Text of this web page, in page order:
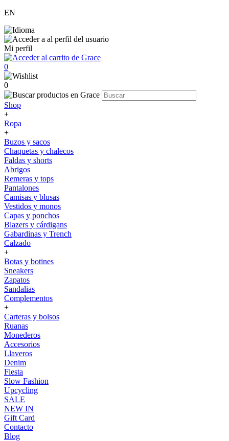
EN
Mi perfil
0
0
Shop
+
Ropa
+
Buzos y sacos
Chaquetas y chalecos
Faldas y shorts
Abrigos
Remeras y tops
Pantalones
Camisas y blusas
Vestidos y monos
Capas y ponchos
Blazers y cárdigans
Gabardinas y Trench
Calzado
+
Botas y botines
Sneakers
Zapatos
Sandalias
Complementos
+
Carteras y bolsos
Ruanas
Monederos
Accesorios
Llaveros
Denim
Fiesta
Slow Fashion
Upcycling
SALE
NEW IN
Gift Card
Contacto
Blog